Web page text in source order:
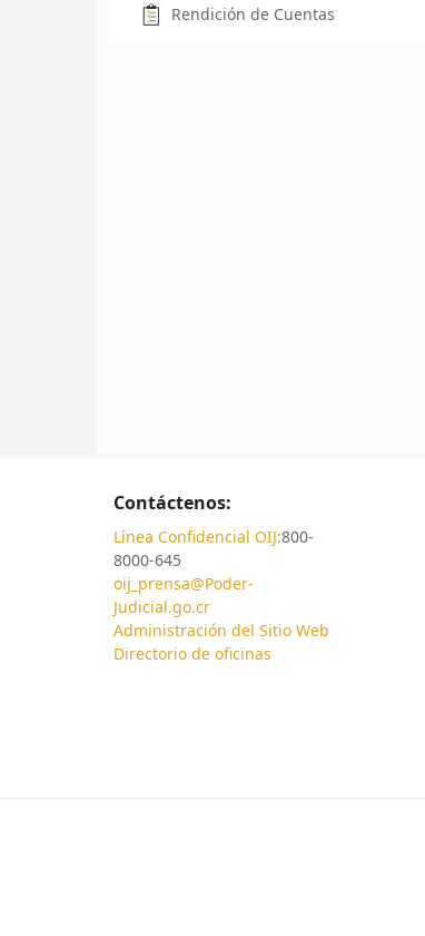
Rendición de Cuentas
Contáctenos:
Línea Confidencial OIJ:800-
8000-645
oij_prensa@Poder-
Judicial.go.cr
Administración del Sitio Web
Directorio de oficinas